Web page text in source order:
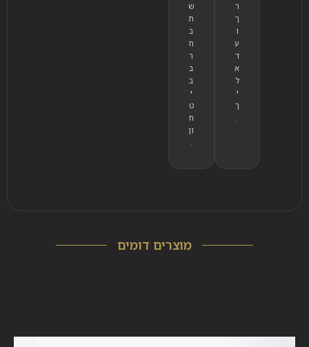
ר
ך
ו
ע
ד
א
ל
י
ך
.
ש
ת
ב
ח
ר
ב
ב
י
ט
ח
ון
.
מוצרים דומים
OUT OF